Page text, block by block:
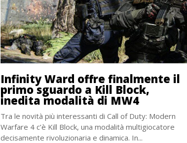
Infinity Ward offre finalmente il
primo sguardo a Kill Block,
inedita modalità di MW4
Tra le novità più interessanti di Call of Duty: Modern
Warfare 4 c’è Kill Block, una modalità multigiocatore
decisamente rivoluzionaria e dinamica. In...